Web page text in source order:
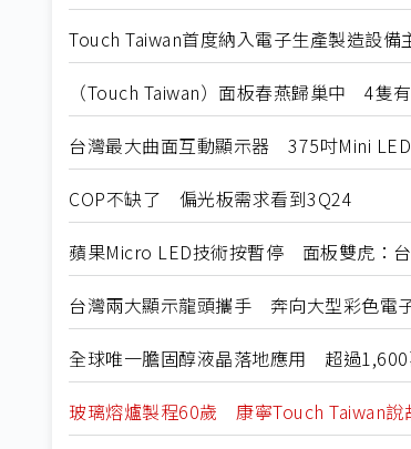
Touch Taiwan首度納入電子生產製造設
（Touch Taiwan）面板春燕歸巢中 4隻
台灣最大曲面互動顯示器 375吋Mini
COP不缺了 偏光板需求看到3Q24
蘋果Micro LED技術按暫停 面板雙虎：
台灣兩大顯示龍頭攜手 奔向大型彩色電
全球唯一膽固醇液晶落地應用 超過
玻璃熔爐製程60歲 康寧Touch Taiwan說